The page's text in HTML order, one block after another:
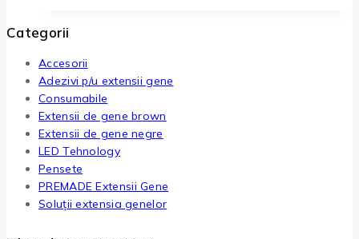
Categorii
Accesorii
Adezivi p/u extensii gene
Consumabile
Extensii de gene brown
Extensii de gene negre
LED Tehnology
Pensete
PREMADE Extensii Gene
Soluții extensia genelor